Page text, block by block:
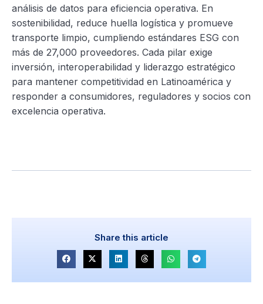
análisis de datos para eficiencia operativa. En
sostenibilidad, reduce huella logística y promueve
transporte limpio, cumpliendo estándares ESG con
más de 27,000 proveedores. Cada pilar exige
inversión, interoperabilidad y liderazgo estratégico
para mantener competitividad en Latinoamérica y
responder a consumidores, reguladores y socios con
excelencia operativa.
Share this article